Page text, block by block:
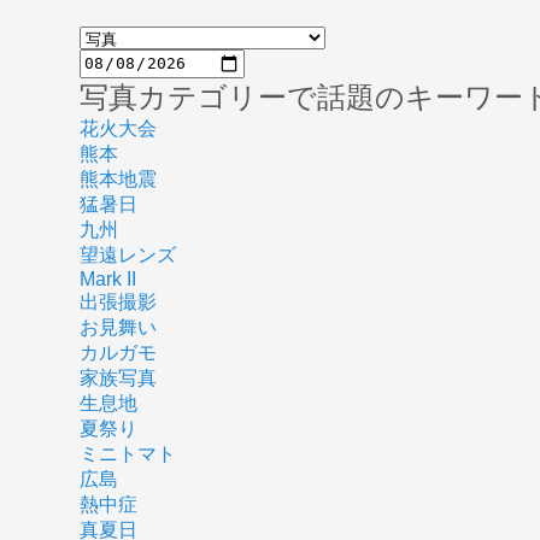
写真カテゴリーで話題のキーワー
花火大会
熊本
熊本地震
猛暑日
九州
望遠レンズ
Mark II
出張撮影
お見舞い
カルガモ
家族写真
生息地
夏祭り
ミニトマト
広島
熱中症
真夏日